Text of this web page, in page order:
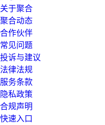
关于聚合
聚合动态
合作伙伴
常见问题
投诉与建议
法律法规
服务条款
隐私政策
合规声明
快速入口